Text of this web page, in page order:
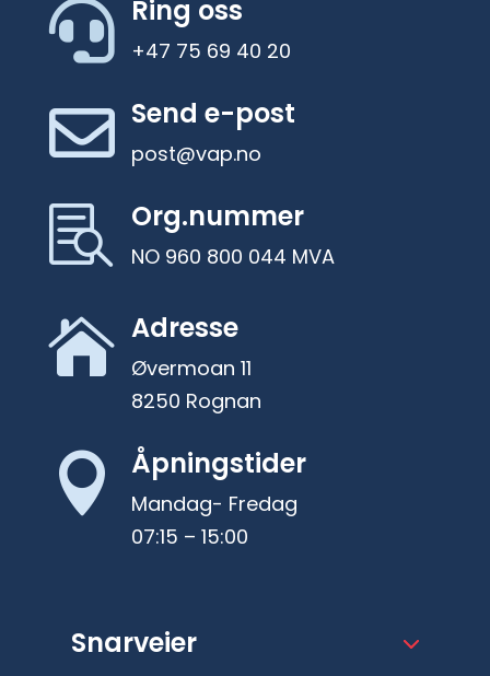
 Ring oss
+47 75 69 40 20
 Send e-post
post@vap.no
 Org.nummer
NO 960 800 044 MVA
 Adresse
Øvermoan 11
8250 Rognan
 Åpningstider
Mandag- Fredag
07:15 – 15:00
Snarveier